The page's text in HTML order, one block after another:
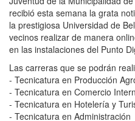
recibió esta semana la grata
la prestigiosa Universidad de
vecinos realizar de manera
en las instalaciones del Punto
Las carreras que se podrán
- Tecnicatura en Producción
- Tecnicatura en Comercio
- Tecnicatura en Hotelería y
- Tecnicatura en Administración